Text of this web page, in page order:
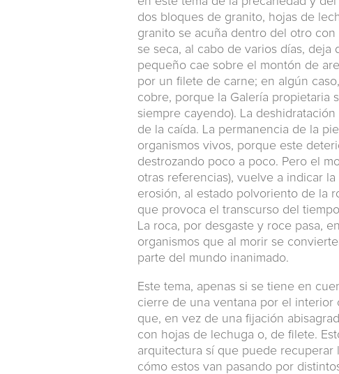
dos bloques de granito, hojas de
granito se acuña dentro del otro
se seca, al cabo de varios días,
pequeño cae sobre el montón de
por un filete de carne; en algún
cobre, porque la Galería propietaria
siempre cayendo). La
de la caída. La permanencia de la
organismos vivos, porque este
destrozando poco a poco. Pero el
otras referencias), vuelve a indicar
erosión, al estado polvoriento de la
que provoca el transcurso del
La roca, por desgaste y roce pasa,
organismos que al morir se
parte del mundo inanimado.
Este tema, apenas si se tiene en
cierre de una ventana por el
que, en vez de una fijación
con hojas de lechuga o, de filete.
arquitectura sí que puede recuperar
cómo estos van pasando por